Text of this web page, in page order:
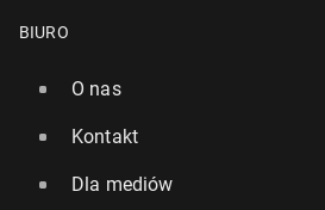
BIURO
O nas
Kontakt
Dla mediów